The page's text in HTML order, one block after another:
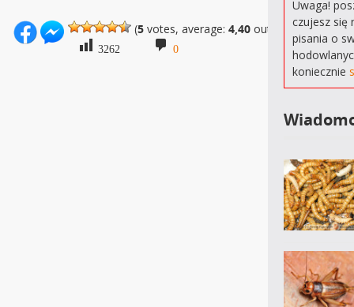
(5votes, average: 4,40out of 5)
3262 0
Uwaga!
czujesz się
pisania o
koniecznie